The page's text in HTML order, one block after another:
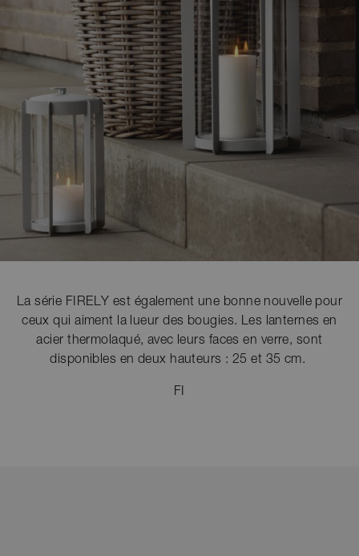
La série FIRELY est également une bonne nouvelle pour
ceux qui aiment la lueur des bougies. Les lanternes en
acier thermolaqué, avec leurs faces en verre, sont
disponibles en deux hauteurs : 25 et 35 cm.
FI